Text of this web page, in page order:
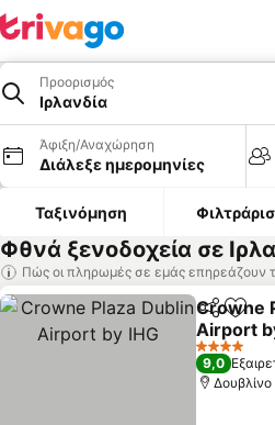
Προορισμός
Ιρλανδία
Άφιξη/Αναχώρηση
Διάλεξε ημερομηνίες
Ταξινόμηση
Φθνά ξενοδοχεία σε
Πώς οι πληρωμές σε εμάς επηρεάζουν
Crowne
Airport
4 Αστέρια
9,0
Δουβλίνο